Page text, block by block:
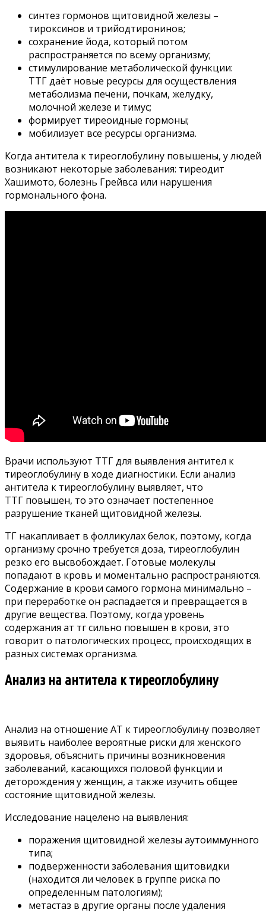
синтез гормонов щитовидной железы –
тироксинов и трийодтиронинов;
сохранение йода, который потом
распространяется по всему организму;
стимулирование метаболической функции:
ТТГ даёт новые ресурсы для осуществления
метаболизма печени, почкам, желудку,
молочной железе и тимус;
формирует тиреоидные гормоны;
мобилизует все ресурсы организма.
Когда антитела к тиреоглобулину повышены, у людей
возникают некоторые заболевания: тиреодит
Хашимото, болезнь Грейвса или нарушения
гормонального фона.
Врачи используют ТТГ для выявления антител к
тиреоглобулину в ходе диагностики. Если анализ
антитела к тиреоглобулину выявляет, что
ТТГ повышен, то это означает постепенное
разрушение тканей щитовидной железы.
ТГ накапливает в фолликулах белок, поэтому, когда
организму срочно требуется доза, тиреоглобулин
резко его высвобождает. Готовые молекулы
попадают в кровь и моментально распространяются.
Содержание в крови самого гормона минимально –
при переработке он распадается и превращается в
другие вещества. Поэтому, когда уровень
содержания ат тг сильно повышен в крови, это
говорит о патологических процесс, происходящих в
разных системах организма.
Анализ на антитела к тиреоглобулину
Анализ на отношение АТ к тиреоглобулину позволяет
выявить наиболее вероятные риски для женского
здоровья, объяснить причины возникновения
заболеваний, касающихся половой функции и
деторождения у женщин, а также изучить общее
состояние щитовидной железы.
Исследование нацелено на выявления:
поражения щитовидной железы аутоиммунного
типа;
подверженности заболевания щитовидки
(находится ли человек в группе риска по
определенным патологиям);
метастаз в другие органы после удаления